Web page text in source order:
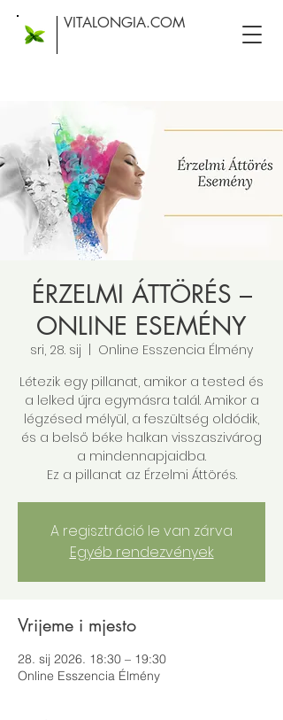
VITALONGIA.COM
ÉRZELMI ÁTTÖRÉS –
ONLINE ESEMÉNY
sri, 28. sij
Online Esszencia Élmény
Létezik egy pillanat, amikor a tested és
a lelked újra egymásra talál. Amikor a
légzésed mélyül, a feszültség oldódik,
és a belső béke halkan visszaszivárog
a mindennapjaidba.
Ez a pillanat az Érzelmi Áttörés.
A regisztráció le van zárva
Egyéb rendezvények
Vrijeme i mjesto
28. sij 2026. 18:30 – 19:30
Online Esszencia Élmény